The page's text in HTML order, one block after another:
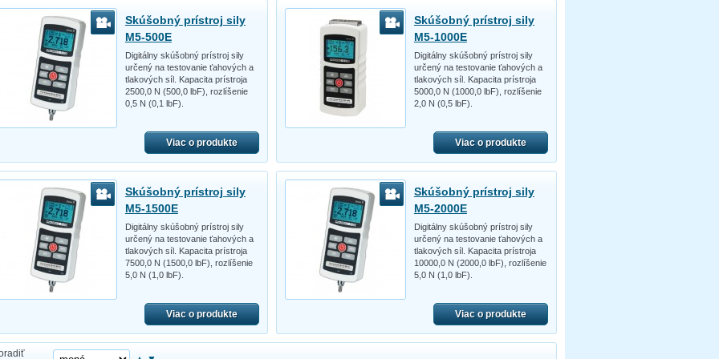
Skúšobný prístroj sily
M5-500E
Digitálny skúšobný prístroj sily
určený na testovanie ťahových a
tlakových síl. Kapacita prístroja
2500,0 N (500,0 lbF), rozlíšenie
0,5 N (0,1 lbF).
Viac o produkte
Skúšobný prístroj sily
M5-1000E
Digitálny skúšobný prístroj sily
určený na testovanie ťahových a
tlakových síl. Kapacita prístroja
5000,0 N (1000,0 lbF), rozlíšenie
2,0 N (0,5 lbF).
Viac o produkte
Skúšobný prístroj sily
M5-1500E
Digitálny skúšobný prístroj sily
určený na testovanie ťahových a
tlakových síl. Kapacita prístroja
7500,0 N (1500,0 lbF), rozlíšenie
5,0 N (1,0 lbF).
Viac o produkte
Skúšobný prístroj sily
M5-2000E
Digitálny skúšobný prístroj sily
určený na testovanie ťahových a
tlakových síl. Kapacita prístroja
10000,0 N (2000,0 lbF), rozlíšenie
5,0 N (1,0 lbF).
Viac o produkte